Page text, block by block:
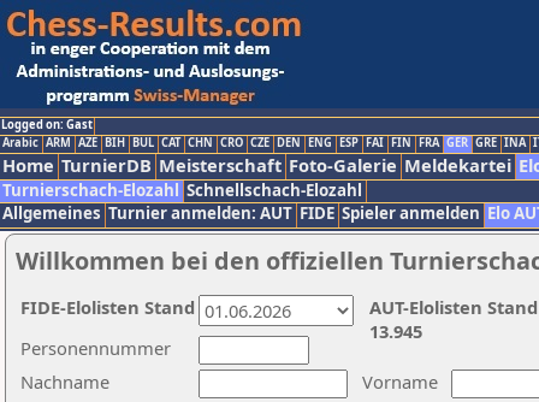
Logged on: Gast
Arabic ARM AZE BIH BUL CAT CHN CRO CZE DEN ENG ESP FAI FIN FRA GER GRE INA
Home TurnierDB Meisterschaft Foto-Galerie Meldekartei
Turnierschach-Elozahl Schnellschach-Elozahl
Allgemeines Turnier anmelden: AUT FIDE Spieler anmelden Elo
Willkommen bei den offiziellen
Nachname
Vorname
Personennummer
AUT-Elolisten
13.945
FIDE-Elolisten Stand